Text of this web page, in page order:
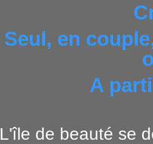
Seul, en
A
L'île de beauté se